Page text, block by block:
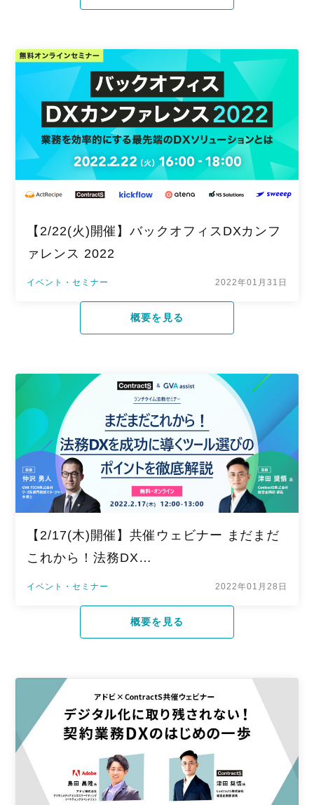
【2/22(火)開催】バックオフィスDXカンフ
ァレンス 2022
イベント・セミナー 2022年01月31日
概要を見る
【2/17(木)開催】共催ウェビナー まだまだ
これから！法務DX…
イベント・セミナー 2022年01月28日
概要を見る